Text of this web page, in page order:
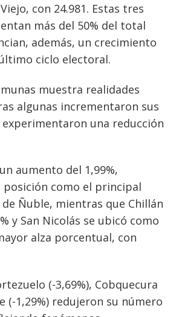
con 24.981. Estas tres
más del 50% del total
además, un crecimiento
ciclo electoral.
muestra realidades
algunas incrementaron sus
una reducción
aumento del 1,99%,
posición como el principal
Ñuble, mientras que Chillán
y San Nicolás se ubicó como
alza porcentual, con
(-3,69%), Cobquecura
(-1,29%) redujeron su número